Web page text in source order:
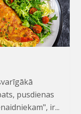
pusdienas
ir...